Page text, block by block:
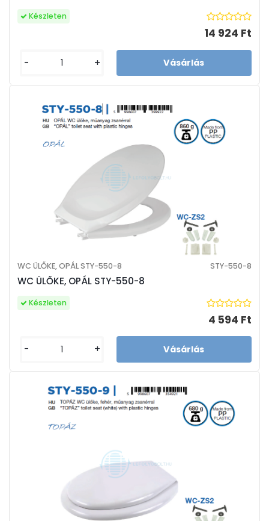
14 924 Ft
Készleten
- +
WC ÜLŐKE, OPÁL STY-550-8
WC ÜLŐKE, OPÁL STY-550-8 STY-550-8
4 594 Ft
Készleten
- +